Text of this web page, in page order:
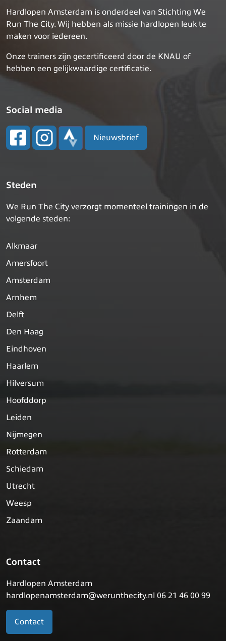
Hardlopen Amsterdam is onderdeel van Stichting We
Run The City. Wij hebben als missie hardlopen leuk te
maken voor iedereen.
Onze trainers zijn gecertificeerd door de KNAU of
hebben een gelijkwaardige certificatie.
Social media
Nieuwsbrief
Steden
We Run The City verzorgt momenteel trainingen in de
volgende steden:
Alkmaar
Amersfoort
Amsterdam
Arnhem
Delft
Den Haag
Eindhoven
Haarlem
Hilversum
Hoofddorp
Leiden
Nijmegen
Rotterdam
Schiedam
Utrecht
Weesp
Zaandam
Contact
Hardlopen Amsterdam
hardlopenamsterdam@werunthecity.nl 06 21 46 00 99
Contact